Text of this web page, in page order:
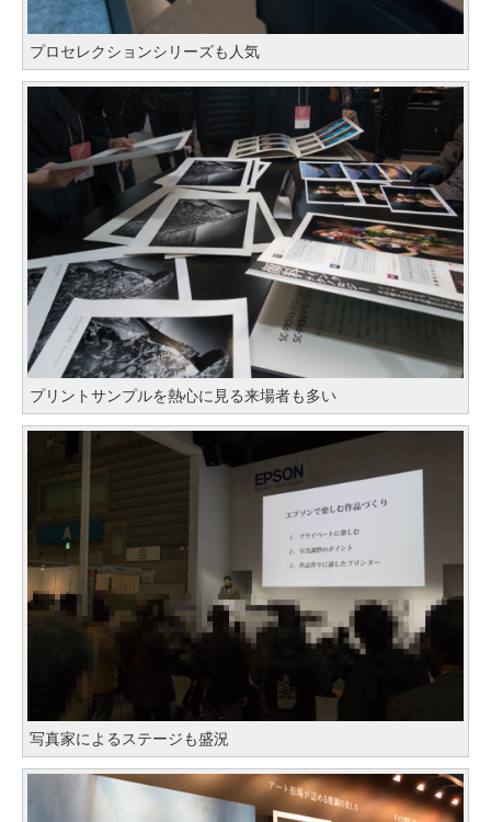
プロセレクションシリーズも人気
プリントサンプルを熱心に見る来場者も多い
写真家によるステージも盛況